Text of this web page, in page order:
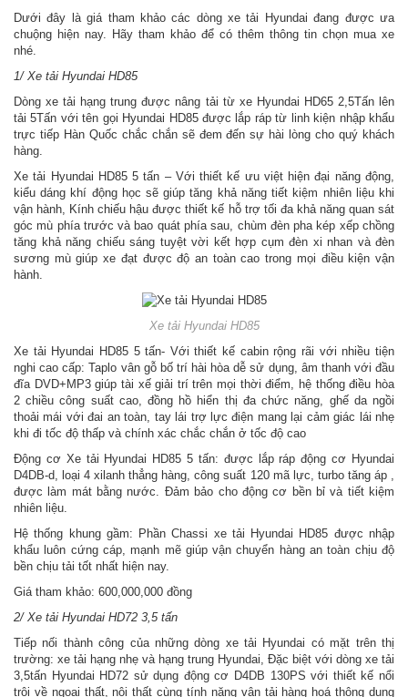
Dưới đây là giá tham khảo các dòng xe tải Hyundai đang được ưa
chuộng hiện nay. Hãy tham khảo để có thêm thông tin chọn mua xe
nhé.
1/ Xe tải Hyundai HD85
Dòng xe tải hạng trung được nâng tải từ xe Hyundai HD65 2,5Tấn lên
tải 5Tấn với tên gọi Hyundai HD85 được lắp ráp từ linh kiện nhập khẩu
trực tiếp Hàn Quốc chắc chắn sẽ đem đến sự hài lòng cho quý khách
hàng.
Xe tải Hyundai HD85 5 tấn – Với thiết kế ưu việt hiện đại năng động,
kiểu dáng khí động học sẽ giúp tăng khả năng tiết kiệm nhiên liệu khi
vận hành, Kính chiếu hậu được thiết kế hỗ trợ tối đa khả năng quan sát
góc mù phía trước và bao quát phía sau, chùm đèn pha kép xếp chồng
tăng khả năng chiếu sáng tuyệt vời kết hợp cụm đèn xi nhan và đèn
sương mù giúp xe đạt được độ an toàn cao trong mọi điều kiện vận
hành.
Xe tải Hyundai HD85
Xe tải Hyundai HD85 5 tấn- Với thiết kế cabin rộng rãi với nhiều tiện
nghi cao cấp: Taplo vân gỗ bố trí hài hòa dễ sử dụng, âm thanh với đầu
đĩa DVD+MP3 giúp tài xế giải trí trên mọi thời điểm, hệ thống điều hòa
2 chiều công suất cao, đồng hồ hiển thị đa chức năng, ghế da ngồi
thoải mái với đai an toàn, tay lái trợ lực điện mang lại cảm giác lái nhẹ
khi đi tốc độ thấp và chính xác chắc chắn ở tốc độ cao
Động cơ Xe tải Hyundai HD85 5 tấn: được lắp ráp động cơ Hyundai
D4DB-d, loại 4 xilanh thẳng hàng, công suất 120 mã lực, turbo tăng áp ,
được làm mát bằng nước. Đảm bảo cho động cơ bền bỉ và tiết kiệm
nhiên liệu.
Hệ thống khung gầm: Phần Chassi xe tải Hyundai HD85 được nhập
khẩu luôn cứng cáp, mạnh mẽ giúp vận chuyển hàng an toàn chịu độ
bền chịu tải tốt nhất hiện nay.
Giá tham khảo: 600,000,000 đồng
2/ Xe tải Hyundai HD72 3,5 tấn
Tiếp nối thành công của những dòng xe tải Hyundai có mặt trên thị
trường: xe tải hạng nhẹ và hạng trung Hyundai, Đặc biệt với dòng xe tải
3,5tấn Hyundai HD72 sử dụng động cơ D4DB 130PS với thiết kế nổi
trội về ngoại thất, nội thất cùng tính năng vận tải hàng hoá thông dụng